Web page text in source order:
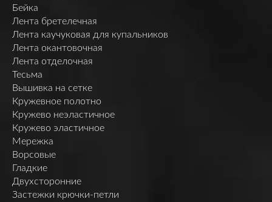
Бейка
Лента бретелечная
Лента каучуковая для купальников
Лента окантовочная
Лента отделочная
Тесьма
Вышивка на сетке
Кружевное полотно
Кружево неэластичное
Кружево эластичное
Мережка
Ворсовые
Гладкие
Двухсторонние
Застежки крючки-петли